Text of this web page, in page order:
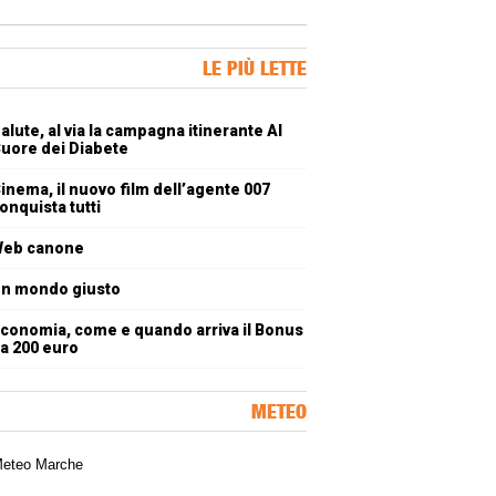
LE PIÙ LETTE
al via la campagna itinerante Al
dei Diabete
il nuovo film dell’agente 007
tutti
canone
mondo giusto
come e quando arriva il Bonus
200 euro
METEO
meteorologica delle Marche